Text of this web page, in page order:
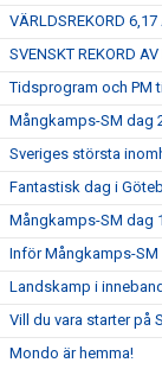
VÄRLDSREKORD
SVENSKT REKORD
Tidsprogram och PM
Mångkamps-SM dag
Sveriges största
Fantastisk dag i
Mångkamps-SM dag 1
Inför Mångkamps-SM
Landskamp i
Vill du vara starter på
Mondo är hemma!